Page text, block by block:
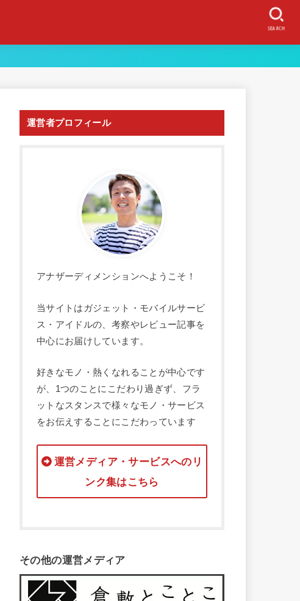
SEARCH
運営者プロフィール
アナザーディメンションへようこそ！
当サイトはガジェット・モバイルサービ
ス・アイドルの、考察やレビュー記事を
中心にお届けしています。
好きなモノ・熱くなれることが中心です
が、1つのことにこだわり過ぎず、フラ
ットなスタンスで様々なモノ・サービス
をお伝えすることにこだわっています
運営メディア・サービスへのリ
ンク集はこちら
その他の運営メディア